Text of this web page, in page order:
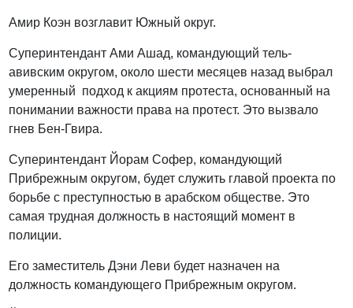
Амир Коэн возглавит Южный округ.
Суперинтендант Ами Ашад, командующий тель-
авивским округом, около шести месяцев назад выбрал
умеренный подход к акциям протеста, основанный на
понимании важности права на протест. Это вызвало
гнев Бен-Гвира.
Суперинтендант Йорам Софер, командующий
Прибрежным округом, будет служить главой проекта по
борьбе с преступностью в арабском обществе. Это
самая трудная должность в настоящий момент в
полиции.
Его заместитель Дэни Леви будет назначен на
должность командующего Прибрежным округом.